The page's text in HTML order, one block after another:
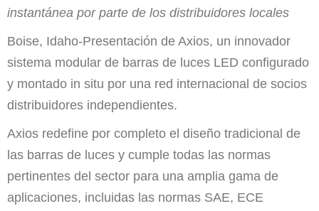
instantánea por parte de los distribuidores locales
Boise, Idaho-Presentación de Axios, un innovador
sistema modular de barras de luces LED configurado
y montado in situ por una red internacional de socios
distribuidores independientes.
Axios redefine por completo el diseño tradicional de
las barras de luces y cumple todas las normas
pertinentes del sector para una amplia gama de
aplicaciones, incluidas las normas SAE, ECE